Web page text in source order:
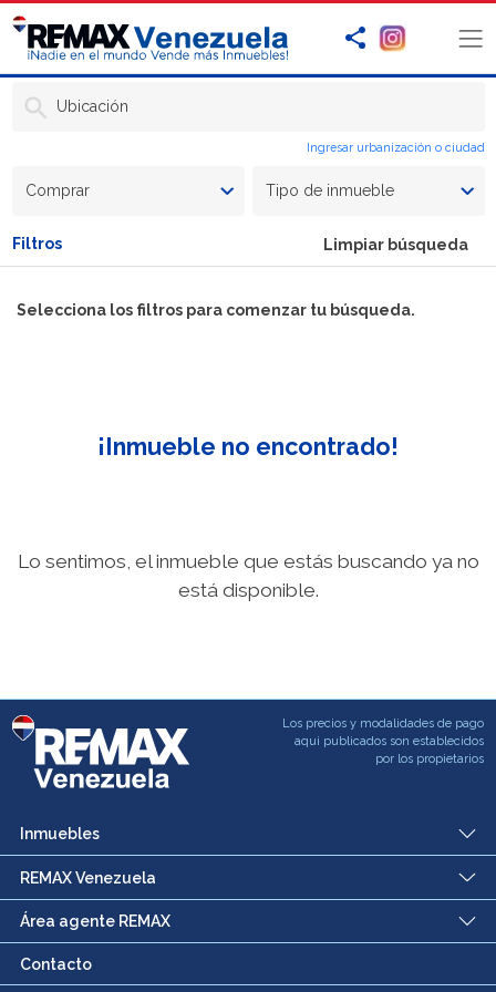
Ubicación
Ingresar urbanización o ciudad
Comprar Tipo de inmueble
Filtros Limpiar búsqueda
Selecciona los filtros para comenzar tu búsqueda.
¡Inmueble no encontrado!
Lo sentimos, el inmueble que estás buscando ya no
está disponible.
Los precios y modalidades de pago
aqui publicados son establecidos
por los propietarios
Inmuebles
REMAX Venezuela
Área agente REMAX
Contacto